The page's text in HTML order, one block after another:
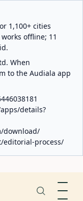
1,100+ cities
offline; 11
When
to the Audiala app
details?
download/
editorial-process/